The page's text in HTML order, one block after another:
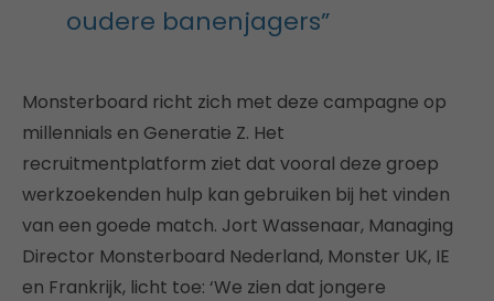
oudere banenjagers”
Monsterboard richt zich met deze campagne op
millennials en Generatie Z. Het
recruitmentplatform ziet dat vooral deze groep
werkzoekenden hulp kan gebruiken bij het vinden
van een goede match. Jort Wassenaar, Managing
Director Monsterboard Nederland, Monster UK, IE
en Frankrijk, licht toe: ‘We zien dat jongere